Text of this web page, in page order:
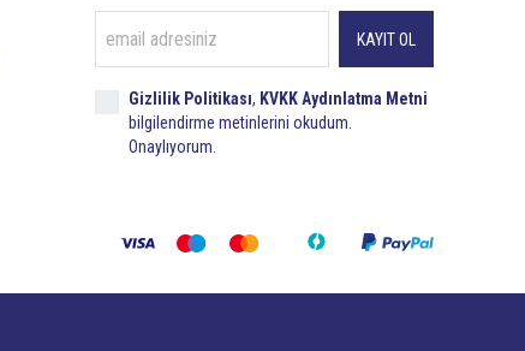
KAYIT OL
Gizlilik Politikası, KVKK Aydınlatma Metni
bilgilendirme metinlerini okudum.
Onaylıyorum.